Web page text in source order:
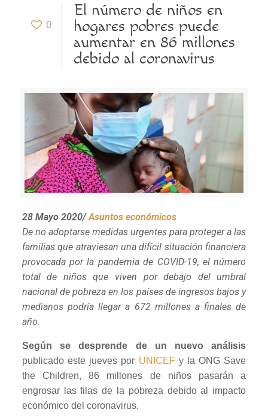
0
El número de niños en
hogares pobres puede
aumentar en 86 millones
debido al coronavirus
28 Mayo 2020/Asuntos económicos
De no adoptarse medidas urgentes para proteger a las
familias que atraviesan una difícil situación financiera
provocada por la pandemia de COVID-19, el número
total de niños que viven por debajo del umbral
nacional de pobreza en los países de ingresos bajos y
medianos podría llegar a 672 millones a finales de
año.
Según se desprende de un nuevo análisis
publicado este jueves por UNICEFy la ONG Save
the Children, 86 millones de niños pasarán a
engrosar las filas de la pobreza debido al impacto
económico del coronavirus.